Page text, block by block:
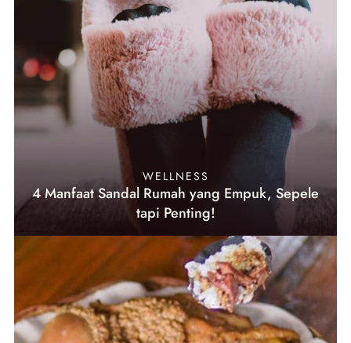
WELLNESS
4 Manfaat Sandal Rumah yang Empuk, Sepele
tapi Penting!